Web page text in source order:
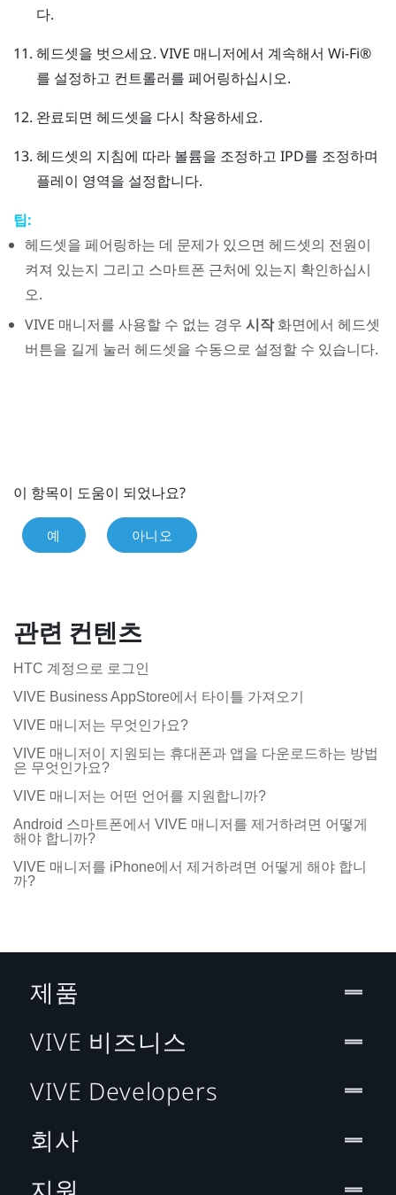
다.
헤드셋을 벗으세요. VIVE 매니저에서 계속해서 Wi‍-Fi®
를 설정하고 컨트롤러를 페어링하십시오.
완료되면 헤드셋을 다시 착용하세요.
헤드셋의 지침에 따라 볼륨을 조정하고 IPD를 조정하며
플레이 영역을 설정합니다.
팁:
헤드셋을 페어링하는 데 문제가 있으면 헤드셋의 전원이
켜져 있는지 그리고 스마트폰 근처에 있는지 확인하십시
오.
VIVE 매니저를 사용할 수 없는 경우 시작화면에서 헤드셋
버튼을 길게 눌러 헤드셋을 수동으로 설정할 수 있습니다.
이 항목이 도움이 되었나요?
예 아니오
관련 컨텐츠
HTC 계정으로 로그인
VIVE Business AppStore에서 타이틀 가져오기
VIVE 매니저는 무엇인가요?
VIVE 매니저이 지원되는 휴대폰과 앱을 다운로드하는 방법
은 무엇인가요?
VIVE 매니저는 어떤 언어를 지원합니까?
Android 스마트폰에서 VIVE 매니저를 제거하려면 어떻게
해야 합니까?
VIVE 매니저를 iPhone에서 제거하려면 어떻게 해야 합니
까?
제품
VIVE 비즈니스
VIVE Developers
회사